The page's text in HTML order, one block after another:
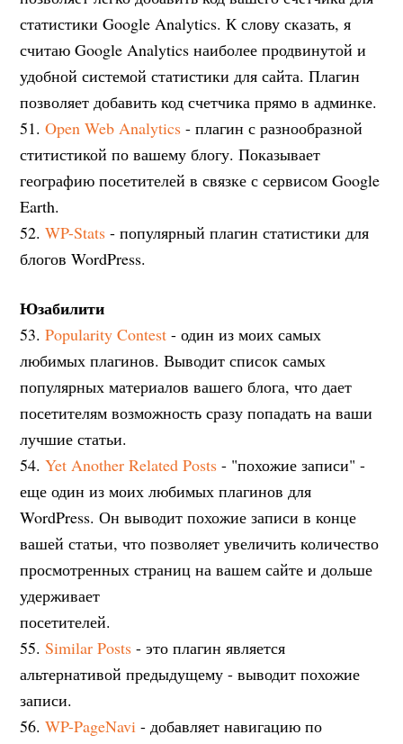
статистики Google Analytics. К слову сказать, я
считаю Google Analytics наиболее продвинутой и
удобной системой статистики для сайта. Плагин
позволяет добавить код счетчика прямо в админке.
51.Open Web Analytics - плагин с разнообразной
ститистикой по вашему блогу. Показывает
географию посетителей в связке с сервисом Google
Earth.
52.WP-Stats - популярный плагин статистики для
блогов WordPress.
Юзабилити
53.Popularity Contest - один из моих самых
любимых плагинов. Выводит список самых
популярных материалов вашего блога, что дает
посетителям возможность сразу попадать на ваши
лучшие статьи.
54.Yet Another Related Posts - "похожие записи" -
еще один из моих любимых плагинов для
WordPress. Он выводит похожие записи в конце
вашей статьи, что позволяет увеличить количество
просмотренных страниц на вашем сайте и дольше
удерживает
посетителей.
55.Similar Posts - это плагин является
альтернативой предыдущему - выводит похожие
записи.
56.WP-PageNavi - добавляет навигацию по